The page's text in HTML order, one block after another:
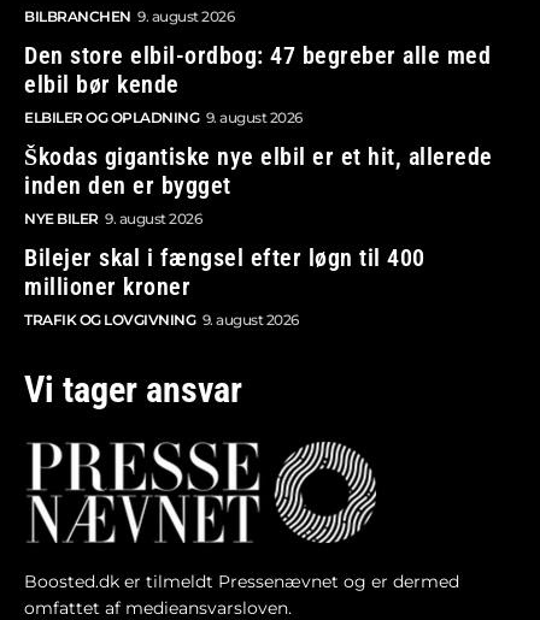
BILBRANCHEN 9. august 2026
Den store elbil-ordbog: 47 begreber alle med
elbil bør kende
ELBILER OG OPLADNING 9. august 2026
Škodas gigantiske nye elbil er et hit, allerede
inden den er bygget
NYE BILER 9. august 2026
Bilejer skal i fængsel efter løgn til 400
millioner kroner
TRAFIK OG LOVGIVNING 9. august 2026
Vi tager ansvar
Boosted.dk er tilmeldt Pressenævnet og er dermed
omfattet af medieansvarsloven.